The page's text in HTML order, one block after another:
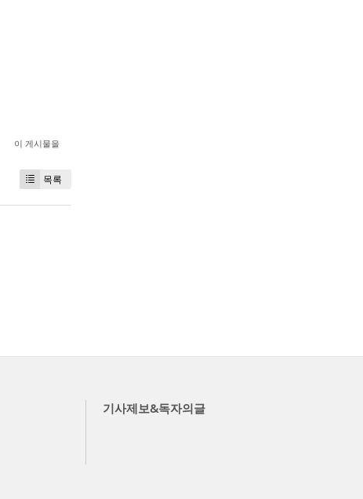
이 게시물을
목록
기사제보&독자의글